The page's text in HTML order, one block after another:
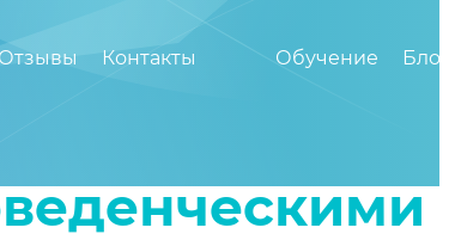
Отзывы Контакты Обучение Блог